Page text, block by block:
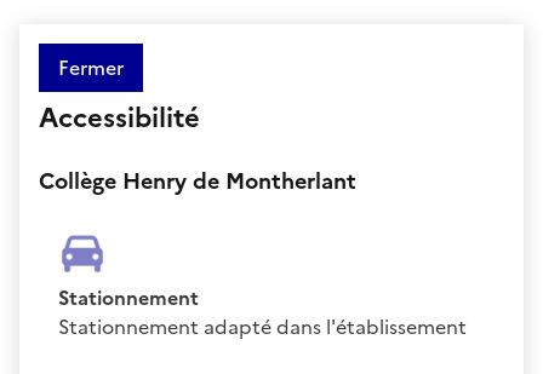
Fermer
Accessibilité
Collège Henry de Montherlant
Stationnement
Stationnement adapté dans l'établissement